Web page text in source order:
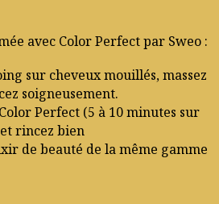
avec Color Perfect par Sweo :
sur cheveux mouillés, massez
soigneusement.
Perfect (5 à 10 minutes sur
rincez bien
de beauté de la même gamme